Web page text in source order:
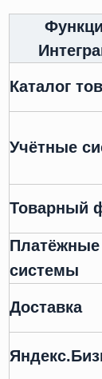
Каталог
Учётные
Товарный
Платёжные
системы
Доставка